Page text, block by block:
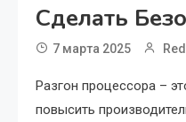
Сделать
7 марта 2025
Разгон процессора –
повысить